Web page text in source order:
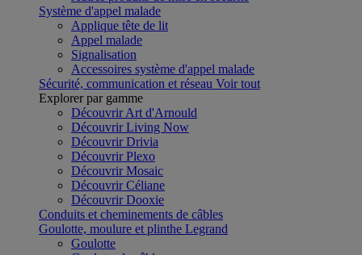
Système d'appel malade
Applique tête de lit
Appel malade
Signalisation
Accessoires système d'appel malade
Sécurité, communication et réseau Voir tout
Explorer par gamme
Découvrir Art d'Arnould
Découvrir Living Now
Découvrir Drivia
Découvrir Plexo
Découvrir Mosaic
Découvrir Céliane
Découvrir Dooxie
Conduits et cheminements de câbles
Goulotte, moulure et plinthe Legrand
Goulotte